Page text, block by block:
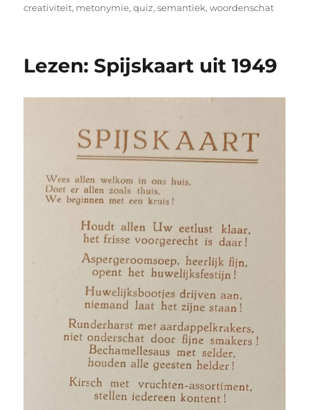
op
creativiteit, metonymie,quiz,semantiek,woordenschat
Lezen: Spijskaart uit 1949